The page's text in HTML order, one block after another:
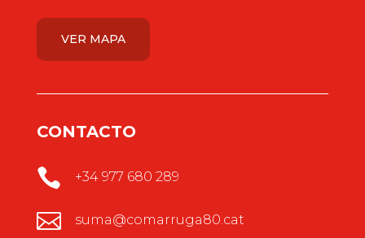
VER MAPA
CONTACTO
 +34 977 680 289
 suma@comarruga80.cat